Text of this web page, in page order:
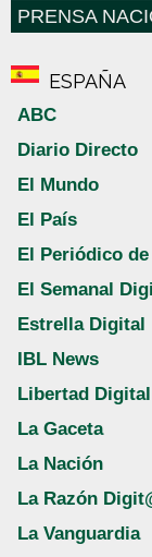
PRENSA
ESPAÑA
ABC
Diario Directo
El Mundo
El País
El Periódico
El Semanal
Estrella Digital
IBL News
Libertad Digital
La Gaceta
La Nación
La Razón
La Vanguardia